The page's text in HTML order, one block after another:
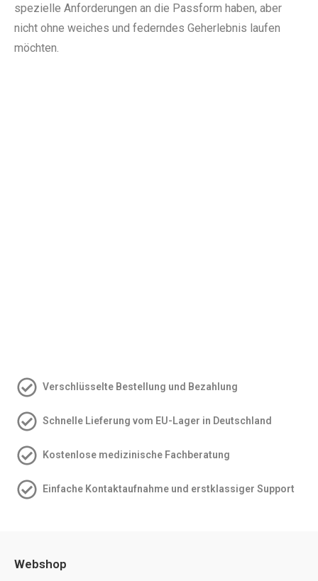
spezielle Anforderungen an die Passform haben, aber
nicht ohne weiches und federndes Geherlebnis laufen
möchten.
Verschlüsselte Bestellung und Bezahlung
Schnelle Lieferung vom EU-Lager in Deutschland
Kostenlose medizinische Fachberatung
Einfache Kontakt­aufnahme und erstklassiger Support
Webshop